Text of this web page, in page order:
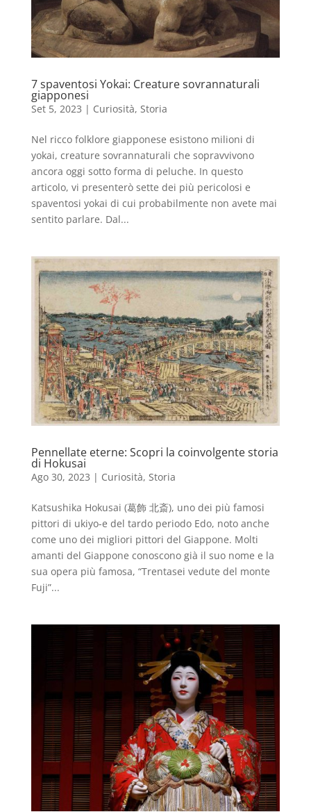
7 spaventosi Yokai: Creature sovrannaturali
giapponesi
Set 5, 2023 | Curiosità, Storia
Nel ricco folklore giapponese esistono milioni di
yokai, creature sovrannaturali che sopravvivono
ancora oggi sotto forma di peluche. In questo
articolo, vi presenterò sette dei più pericolosi e
spaventosi yokai di cui probabilmente non avete mai
sentito parlare. Dal...
Pennellate eterne: Scopri la coinvolgente storia
di Hokusai
Ago 30, 2023 | Curiosità, Storia
Katsushika Hokusai (葛飾 北斎), uno dei più famosi
pittori di ukiyo-e del tardo periodo Edo, noto anche
come uno dei migliori pittori del Giappone. Molti
amanti del Giappone conoscono già il suo nome e la
sua opera più famosa, “Trentasei vedute del monte
Fuji”...